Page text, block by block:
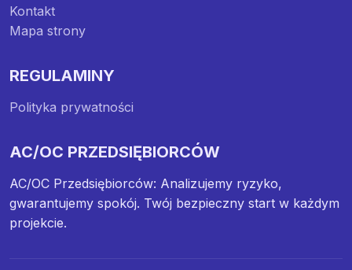
Kontakt
Mapa strony
REGULAMINY
Polityka prywatności
AC/OC PRZEDSIĘBIORCÓW
AC/OC Przedsiębiorców: Analizujemy ryzyko,
gwarantujemy spokój. Twój bezpieczny start w każdym
projekcie.